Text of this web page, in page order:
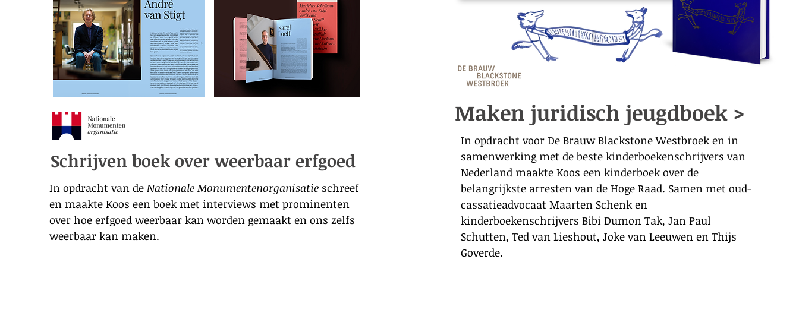
Schrijven boek over weerbaar erfgoed
In opdracht van de Nationale Monumentenorganisatie schreef
en maakte Koos een boek met interviews met prominenten
over hoe erfgoed weerbaar kan worden gemaakt en ons zelfs
weerbaar kan maken.
Maken juridisch jeugdboek >
In opdracht voor De Brauw Blackstone Westbroek en in
samenwerking met de beste kinderboekenschrijvers van
Nederland maakte Koos een kinderboek over de
belangrijkste arresten van de Hoge Raad. Samen met oud-
cassatieadvocaat Maarten Schenk en
kinderboekenschrijvers Bibi Dumon Tak, Jan Paul
Schutten, Ted van Lieshout, Joke van Leeuwen en Thijs
Goverde.